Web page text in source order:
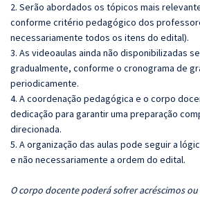
2. Serão abordados os tópicos mais
conforme critério pedagógico dos
necessariamente todos os itens do edital).
3. As videoaulas ainda não disponibilizadas
gradualmente, conforme o cronograma de
periodicamente.
4. A coordenação pedagógica e o corpo
dedicação para garantir uma preparação
direcionada.
5. A organização das aulas pode seguir a
e não necessariamente a ordem do edital.
O corpo docente poderá sofrer acréscimos